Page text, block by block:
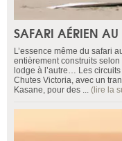
SAFARI AÉRIEN
L’essence même du safari
entièrement construits
lodge à l’autre… Les
Chutes Victoria, avec un
Kasane, pour des ... (lire la